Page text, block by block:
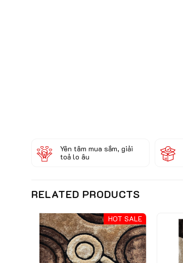
Yên tâm mua sắm, giải
toả lo âu
RELATED PRODUCTS
HOT SALE